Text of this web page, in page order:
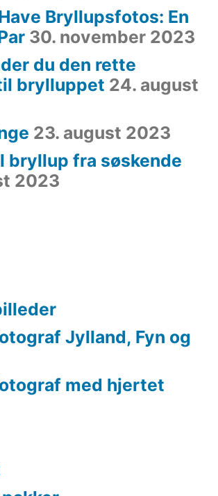
Bryllupsfotos: En
30. november 2023
du den rette
brylluppet 24. august
23. august 2023
bryllup fra søskende
2023
Jylland, Fyn og
med hjertet